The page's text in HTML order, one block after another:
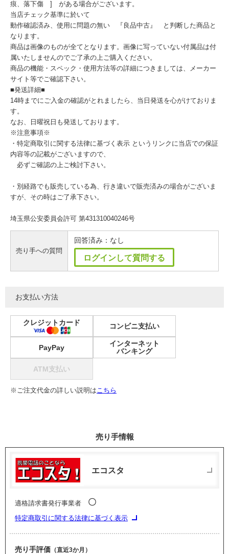
痕、落下傷 ] がある場合がございます。
当店チェック基準に於いて
動作確認済み、使用に問題の無い 『良品中古』 と判断した商品と
なります。
商品は画像のものが全てとなります。画像に写っていない付属品は付
属いたしませんのでご了承の上ご購入ください。
商品の機能・スペック・使用方法等の詳細につきましては、メーカー
サイト等でご確認下さい。
■発送詳細■
14時までにご入金の確認がとれましたら、当日発送を心がけておりま
す。
なお、日曜祝日も発送しております。
※注意事項※
・特定商取引に関する法律に基づく表示 というリンクに当店での保証
内容等の記載がございますので、
必ずご確認の上ご検討下さい。
・別経路でも販売している為、行き違いで販売済みの場合がございま
すが、その時はご了承下さい。
埼玉県公安委員会許可 第431310040246号
売り手への質問
回答済み：なし
ログインして質問する
お支払い方法
クレジットカード コンビニ支払い
PayPay
インターネット
バンキング
ATM支払い
※ご注文代金の詳しい説明はこちら
売り手情報
エコスタ
適格請求書発行事業者 〇
特定商取引に関する法律に基づく表示
売り手評価 （直近3か月）